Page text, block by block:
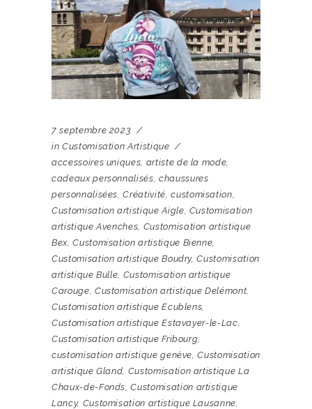
7 septembre 2023
in Customisation Artistique
accessoires uniques artiste de la mode
cadeaux personnalisés chaussures
personnalisées ,Créativité ,customisation
Customisation artistique Aigle Customisation
artistique Avenches Customisation artistique
Bex,Customisation artistique Bienne
Customisation artistique Boudry,Customisation
artistique Bulle Customisation artistique
Carouge Customisation artistique Delémont
Customisation artistique Ecublens
Customisation artistique Estavayer-le-Lac
Customisation artistique Fribourg
customisation artistique genève ,Customisation
artistique Gland Customisation artistique La
Chaux-de-Fonds ,Customisation artistique
Lancy, Customisation artistique Lausanne